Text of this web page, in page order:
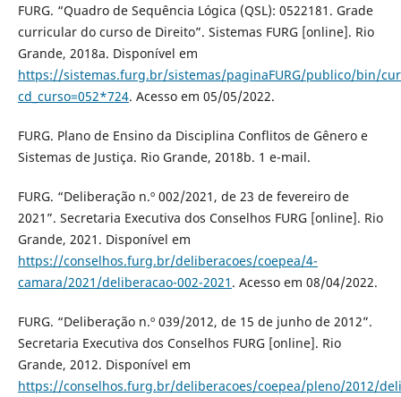
FURG. “Quadro de Sequência Lógica (QSL): 0522181. Grade
curricular do curso de Direito”. Sistemas FURG [online]. Rio
Grande, 2018a. Disponível em
https://sistemas.furg.br/sistemas/paginaFURG/publico/bin/
cd_curso=052*724. Acesso em 05/05/2022.
FURG. Plano de Ensino da Disciplina Conflitos de Gênero e
Sistemas de Justiça. Rio Grande, 2018b. 1 e-mail.
FURG. “Deliberação n.º 002/2021, de 23 de fevereiro de
2021”. Secretaria Executiva dos Conselhos FURG [online]. Rio
Grande, 2021. Disponível em
https://conselhos.furg.br/deliberacoes/coepea/4-
camara/2021/deliberacao-002-2021 . Acesso em 08/04/2022.
FURG. “Deliberação n.º 039/2012, de 15 de junho de 2012”.
Secretaria Executiva dos Conselhos FURG [online]. Rio
Grande, 2012. Disponível em
https://conselhos.furg.br/deliberacoes/coepea/pleno/2012/